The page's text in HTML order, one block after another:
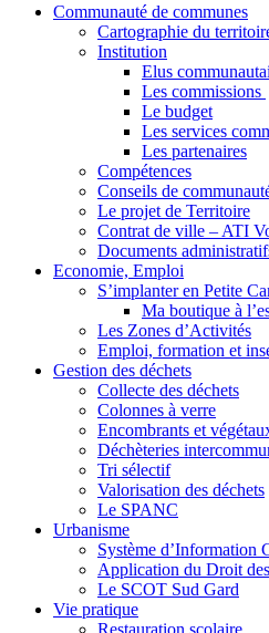
Communauté de communes
Cartographie du
Institution
Elus
Les commissions
Le budget
Les services
Les partenaires
Compétences
Conseils de
Le projet de Territoire
Contrat de ville – ATI
Documents
Economie, Emploi
S’implanter en Petite
Ma boutique à
Les Zones d’Activités
Emploi, formation et
Gestion des déchets
Collecte des déchets
Colonnes à verre
Encombrants et
Déchèteries
Tri sélectif
Valorisation des déchets
Le SPANC
Urbanisme
Système d’Information
Application du Droit
Le SCOT Sud Gard
Vie pratique
Restauration scolaire